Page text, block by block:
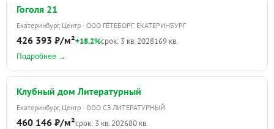
Гоголя 21
Екатеринбург, Центр · ООО ГЁТЕБОРГ. ЕКАТЕРИНБУРГ
426 393 ₽/м²+18.2%срок: 3 кв. 2028169 кв.
Подробнее →
Клубный дом Литературный
Екатеринбург, Центр · ООО СЗ ЛИТЕРАТУРНЫЙ
460 146 ₽/м²срок: 3 кв. 202680 кв.